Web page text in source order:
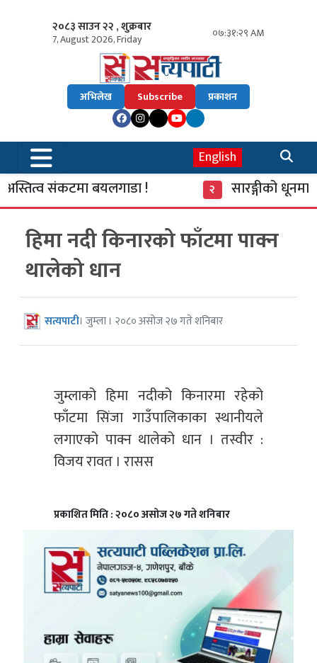
२०८३ साउन २२ , शुक्रबार
7, August 2026, Friday ०७:३१:३० AM
अभिलेख Subscribe प्रकाशन
English
संकटमा बयलगाडा ! सारङ्गीको धूनमा
हिमा नदी किनारको फाँटमा पाक्न
थालेको धान
सत्यपाटी। जुम्ला । २०८० असोज २७ गते शनिबार
जुम्लाको हिमा नदीको किनारमा रहेको
फाँटमा सिंजा गाउँपालिकाका स्थानीयले
लगाएको पाक्न थालेको धान । तस्वीर :
विजय रावत । रासस
प्रकाशित मिति : २०८० असोज २७ गते शनिबार